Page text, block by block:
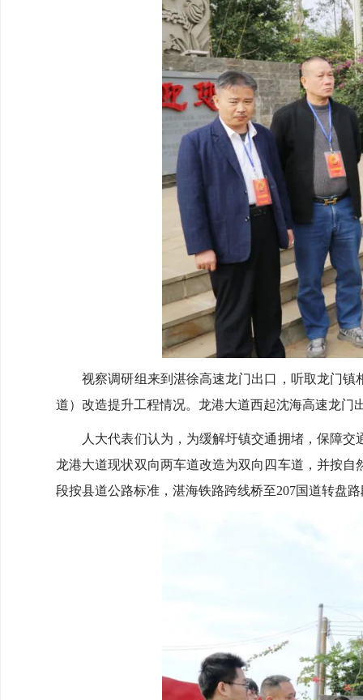
视察调研组来到湛徐高速龙门出口，听取龙门镇
道）改造提升工程情况。龙港大道西起沈海高速龙门
人大代表们认为，为缓解圩镇交通拥堵，保障交
龙港大道现状双向两车道改造为双向四车道，并按
段按县道公路标准，湛海铁路跨线桥至207国道转盘